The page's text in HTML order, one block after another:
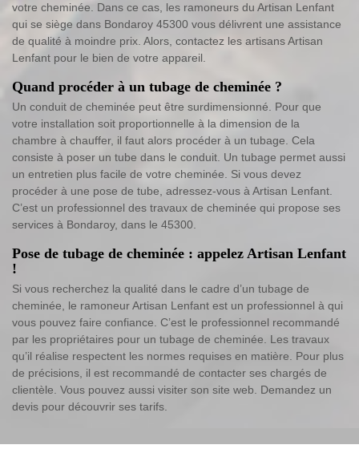
votre cheminée. Dans ce cas, les ramoneurs du Artisan Lenfant
qui se siège dans Bondaroy 45300 vous délivrent une assistance
de qualité à moindre prix. Alors, contactez les artisans Artisan
Lenfant pour le bien de votre appareil.
Quand procéder à un tubage de cheminée ?
Un conduit de cheminée peut être surdimensionné. Pour que
votre installation soit proportionnelle à la dimension de la
chambre à chauffer, il faut alors procéder à un tubage. Cela
consiste à poser un tube dans le conduit. Un tubage permet aussi
un entretien plus facile de votre cheminée. Si vous devez
procéder à une pose de tube, adressez-vous à Artisan Lenfant.
C’est un professionnel des travaux de cheminée qui propose ses
services à Bondaroy, dans le 45300.
Pose de tubage de cheminée : appelez Artisan Lenfant
!
Si vous recherchez la qualité dans le cadre d’un tubage de
cheminée, le ramoneur Artisan Lenfant est un professionnel à qui
vous pouvez faire confiance. C’est le professionnel recommandé
par les propriétaires pour un tubage de cheminée. Les travaux
qu’il réalise respectent les normes requises en matière. Pour plus
de précisions, il est recommandé de contacter ses chargés de
clientèle. Vous pouvez aussi visiter son site web. Demandez un
devis pour découvrir ses tarifs.